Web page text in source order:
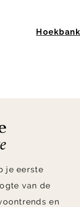
je eerste
van de
en